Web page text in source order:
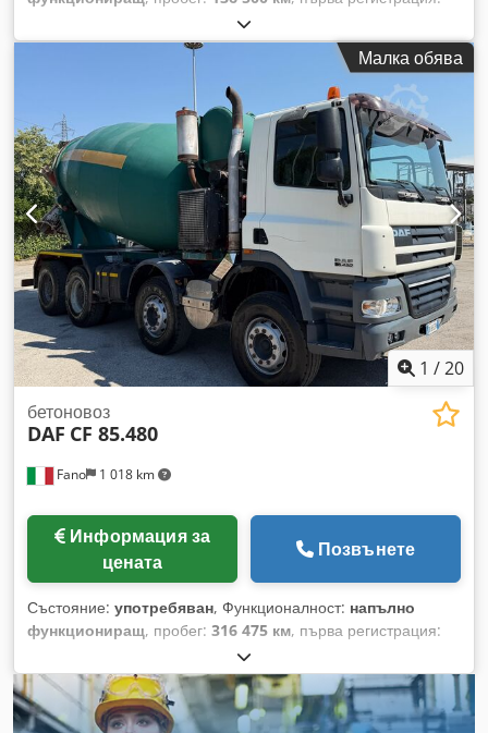
, IVECO TRAKKER 450 с бетоновоз CIFA Регистрация
12.11.2019 – Euro 6 136 500 км 4 оси Cjdpfxszr Ev Eo Ah
Seha Оборудване: CIFA RY1300 – Вземане на мощност
(PTO) Гуми 70/80% Валиден технически преглед Добро
състояние Налично веднага РАЗГЛЕЖДАМЕ БАРТЕРИ НА
МАШИНИ ОТ ВСИЧКИ МАРКИ: MAN, MERCEDES, DAF,
RENAULT, VOLVO, SCANIA, С ОБОРУДВАНЕ CIFA, SERMAC,
PUTZMEISTER; ИЛИ СТРОИТЕЛНА ТЕХНИКА: CATERPILLAR,
FIAT HITACHI, KOMATSU
Малка обява
1 /20
Fano 1 018 km
бетоновоз
DAF CF 85.480
Информация за
цената
Позвънете
Състояние: употребяван, Функционалност: напълно
функциониращ, пробег: 316 475 км, първа регистрация:
, Година на производство:
4 813 h, DAF CF 85.480 с бетонобъркачка IMER Първа
регистрация: 04.09.2007 г. – Евро 4 316475 км H 4813 4 оси
Оборудване: IMER LT 130 ID – Допълнителен двигател